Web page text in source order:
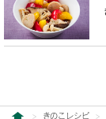
きのこレシピ